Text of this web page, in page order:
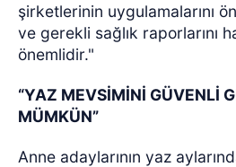
şirketlerinin uygulamalarını
ve gerekli sağlık raporlarını
önemlidir."
“YAZ MEVSİMİNİ GÜVENLİ
MÜMKÜN”
Anne adaylarının yaz